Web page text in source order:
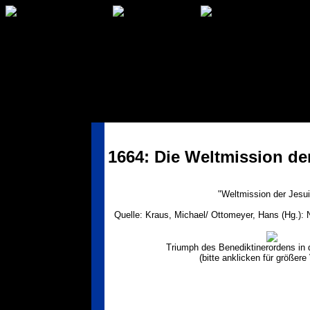
1664: Die Weltmission
"Weltmission der
Quelle: Kraus, Michael/ Ottomeyer, Hans (Hg.):
Triumph des Benediktinerordens in
(bitte anklicken für größere